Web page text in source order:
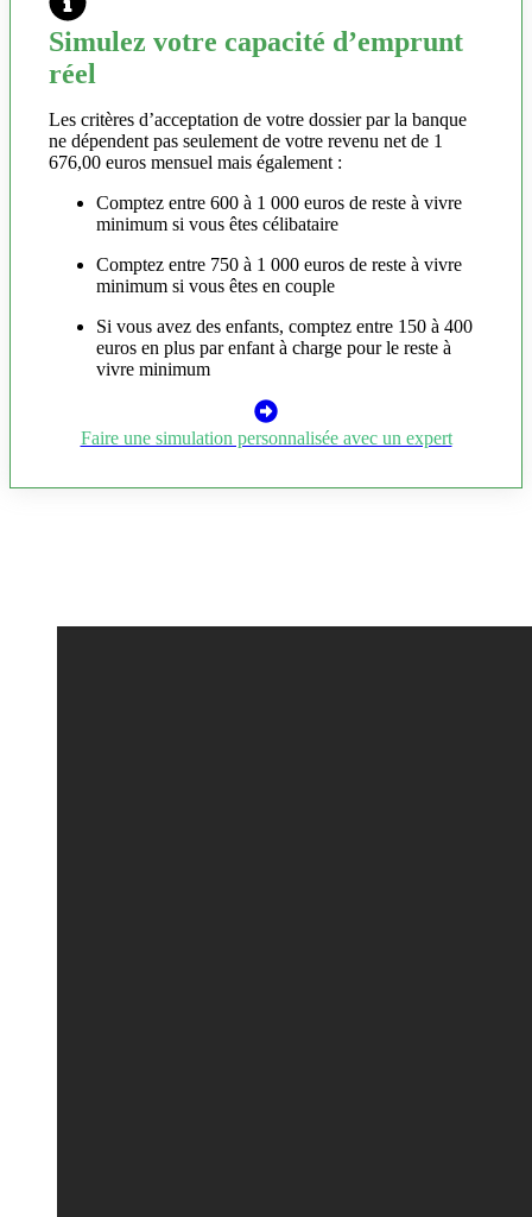
Simulez votre capacité d’emprunt
réel
Les critères d’acceptation de votre dossier par la banque
ne dépendent pas seulement de votre revenu net de 1
676,00 euros mensuel mais également :
Comptez entre 600 à 1 000 euros de reste à vivre
minimum si vous êtes célibataire
Comptez entre 750 à 1 000 euros de reste à vivre
minimum si vous êtes en couple
Si vous avez des enfants, comptez entre 150 à 400
euros en plus par enfant à charge pour le reste à
vivre minimum
Faire une simulation personnalisée avec un expert